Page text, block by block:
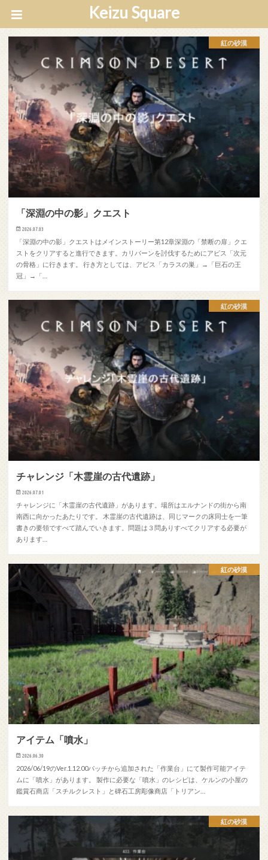
Keizu Square
紅の砂漠
「深淵の中の影」クエスト
2026.07.03
「深淵の中の影」クエストはメインストーリー第12章深淵の「禁断の扉」クエ
ストをクリアすると進行できます。カリバーンを討伐するためにアビス「次元
の骨格」に行きます。 行き方としては、アビス「カラスの巣」→「巨石の王
冠」→「…
紅の砂漠
チャレンジ「木霊崖の古代遺跡」
2026.07.01
チャレンジに「木霊崖の古代遺跡」があります。場所はエルナンドの街から南
南西に向かったあたりです。 木霊崖の古代遺跡は、同じマークの床同士を一筆
書きの要領ですべて踏んでいきます。問題は３問ありすべてクリアする必要が
あります…
紅の砂漠
アイテム「噴水」
2026.06.30
2026/06/19のVer.1.12.00パッチから追加された「作業台」にて製作可能アイテ
ムに「噴水」があります。 製作に必要な「噴水」のレシピは、ケルンの小屋の
鑑賞石商店「スチルクレスト」と碑石工房彫像商店「トリアン…
紅の砂漠